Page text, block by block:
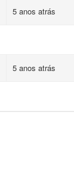
5 anos atrás
5 anos atrás